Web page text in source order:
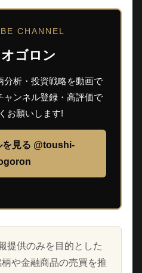
CHANNEL
ゴロン
分析・投資戦略を動画で
ャンネル登録・高評価で
お願いします!
見る @toushi-
提供のみを目的とした
や金融商品の売買を推